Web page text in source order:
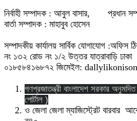
নির্বাহী সম্পাদক : আবুল বাসার, প্রধান
বার্তা সম্পাদক : মাহাবুব হোসেন
সম্পাদকীয় কার্যালয় সার্বিক যোগাযোগ :অফিস
নং ১৩২ রোড নং ১/২ উত্তর যাত্রাবাড়ি
০১৮৫৮৪১৬৮৭২ জিমেইল:
গণপ্রজাতন্ত্রী বাংলাদেশ সরকার
পোর্টাল )
ও জেলা জেলা ম্যাজিস্ট্রেট বারবার